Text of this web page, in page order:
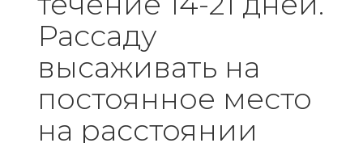
Рассаду
высаживать на
постоянное место
на расстоянии